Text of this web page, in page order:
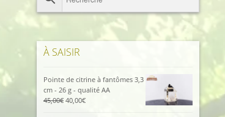
À SAISIR
Pointe de citrine à fantômes 3,3
cm - 26 g - qualité AA
45,00€ Le
40,00€Le